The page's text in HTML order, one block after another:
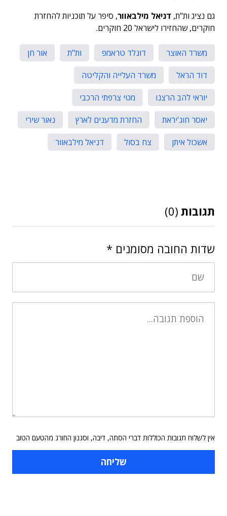
גם נציג ות"ת, דניאל מילבאוור, סיפר על תוכניות להחזרת
חוקרים, שהחזירו לישראל 20 חוקרים.
משרד האוצר דונלד טראמפ ות"ת
אור חן
דוד הראל
משרד העלייה והקליטה
יוראי להב הרצנו
מטי צרפתי הרכבי
יאסר חוג'יראת
החזרת מדענים לארץ
נאור שירי
אשכול איתן
צח בסול דניאל מילבאוור
תגובות (0)
שדות החובה מסומנים *
אין לשלוח תגובות הכוללות דברי הסתה, דיבה, וסגנון החורג מהטעם הטוב